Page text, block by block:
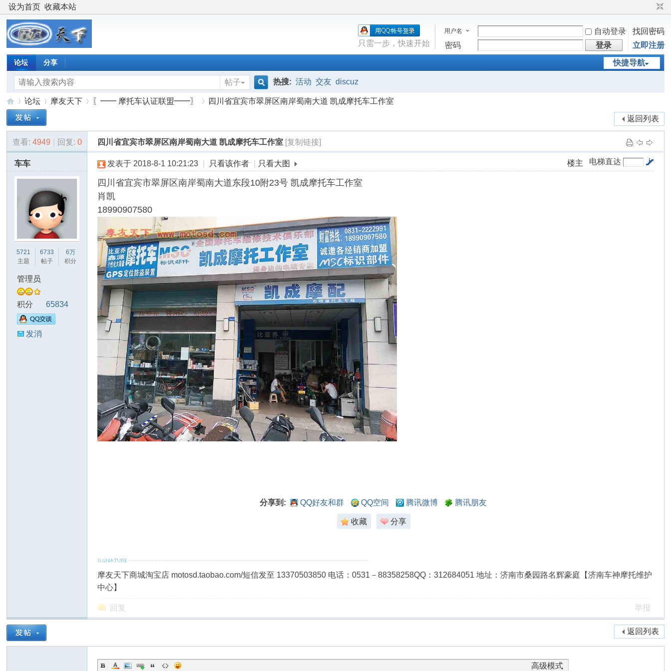
设为首页 收藏本站
用户名 自动登录
找回密码
密码
登录 立即注册
只需一步，快速开始
快捷导航
论坛 分享
帖子
搜
索
热搜: 活动 交友 discuz
摩
友
托
»
论坛
›
摩友天下 〖━━ 摩托车认证联盟━━〗
›
四川省宜宾市翠屏区南岸蜀南大道 凯成摩托车工作室
返回列表
查看: 4949 回复: 0 四川省宜宾市翠屏区南岸蜀南大道 凯成摩托车工作室 [复制链接]
车车
5721
主题
6733
帖子
6万
积分
管理员
积分 65834
发消
电梯直达
楼主
发表于 2018-8-1 10:21:23 只看该作者 只看大图
四川省宜宾市翠屏区南岸蜀南大道东段10附23号 凯成摩托车工作室
肖凯
18990907580
分享到: QQ好友和群 QQ空间 腾讯微博 腾讯朋友
收藏 分享
摩友天下商城淘宝店 motosd.taobao.com/短信发至 13370503850 电话：0531－88358258QQ：312684051 地址：济南市桑园路名辉豪庭【济南车神摩托维护
中心】
回复 举报
返回列表
高级模式